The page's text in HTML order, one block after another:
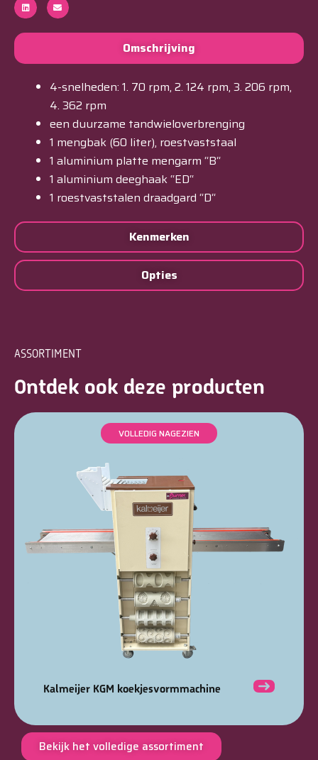
Omschrijving
Kenmerken
Opties
4-snelheden: 1. 70 rpm, 2. 124 rpm, 3. 206 rpm,
4. 362 rpm
een duurzame tandwieloverbrenging
1 mengbak (60 liter), roestvaststaal
1 aluminium platte mengarm “B“
1 aluminium deeghaak “ED“
1 roestvaststalen draadgard “D“
ASSORTIMENT
Ontdek ook deze producten
VOLLEDIG NAGEZIEN
Kalmeijer KGM koekjesvormmachine
Bekijk het volledige assortiment